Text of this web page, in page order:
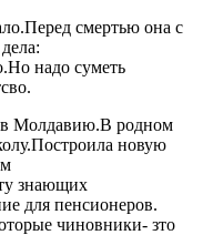
смертью она с
надо суметь
в Молдавию.В родном
новую
знающих
для пенсионеров.
чиновники- зто